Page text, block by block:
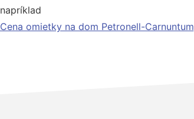
napríklad
Cena omietky na dom Petronell-Carnuntum